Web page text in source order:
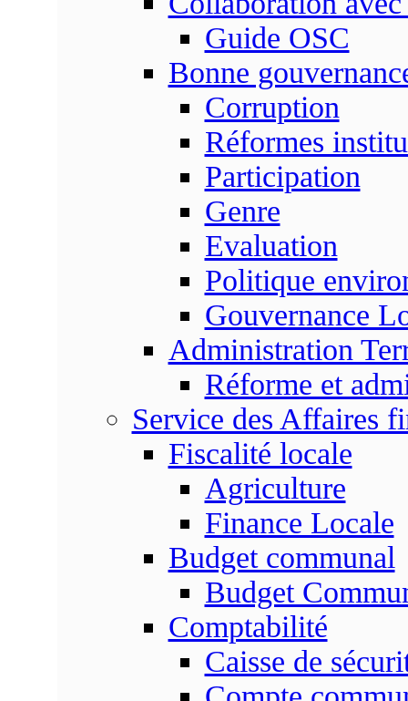
Guide OSC
Bonne
Corruption
Réformes
Participation
Genre
Evaluation
Politique
Gouvernance
Administration
Réforme et
Service des Affaires
Fiscalité locale
Agriculture
Finance Locale
Budget communal
Budget
Comptabilité
Caisse de